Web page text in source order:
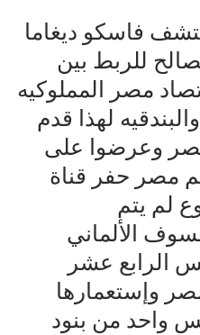
القرن 16 إكتشف فاسكو ديغاما
للربط بين
مصر المملوكيه
لهذا قدم
مصر وعرضوا على
مصر حفر قناة
لم يتم
الفيلسوف الألماني
الرابع عشر
وإستعمارها
واحد من بنود